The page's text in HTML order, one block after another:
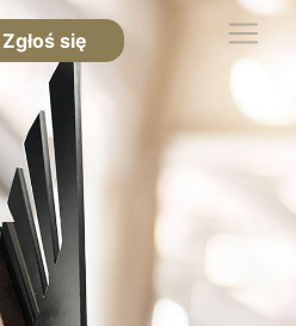
Zgłoś się